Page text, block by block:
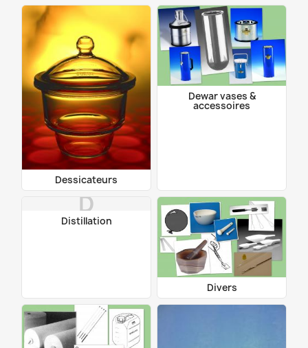
Dessicateurs
Dewar vases &
accessoires
D
Distillation
Divers